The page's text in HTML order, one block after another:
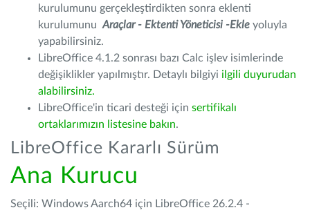
kurulumunu gerçekleştirdikten sonra eklenti
kurulumunu Araçlar - Ektenti Yöneticisi -Ekle yoluyla
yapabilirsiniz.
LibreOffice 4.1.2 sonrası bazı Calc işlev isimlerinde
değişiklikler yapılmıştır. Detaylı bilgiyi ilgili duyurudan
alabilirsiniz.
LibreOffice'in ticari desteği için sertifikalı
ortaklarımızın listesine bakın.
LibreOffice Kararlı Sürüm
Ana Kurucu
Seçili: Windows Aarch64 için LibreOffice 26.2.4 -